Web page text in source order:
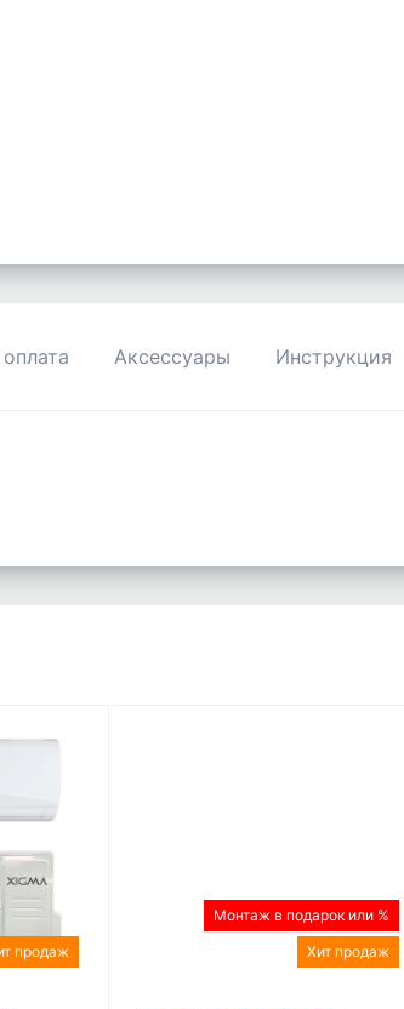
Аксессуары Инструкция
продаж
Монтаж в подарок или %
Хит продаж